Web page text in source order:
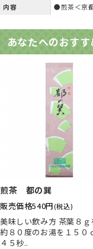
内容 ●煎茶＜京
あなたへのおすす
煎茶 都の巽
販売価格540円(税込)
美味しい飲み方 茶葉８ｇ
約８０度のお湯を１５０
４５秒..